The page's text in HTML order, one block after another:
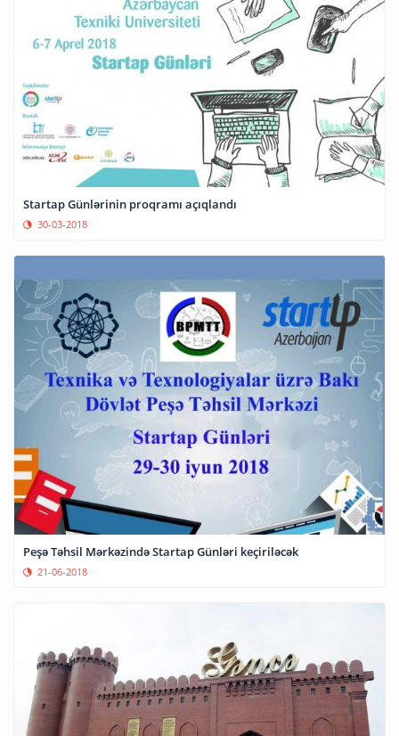
Startap Günlərinin proqramı açıqlandı
30-03-2018
Peşə Təhsil Mərkəzində Startap Günləri keçiriləcək
21-06-2018